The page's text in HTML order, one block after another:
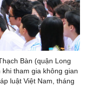
Bàn (quận Long
tham gia không gian
luật Việt Nam, tháng